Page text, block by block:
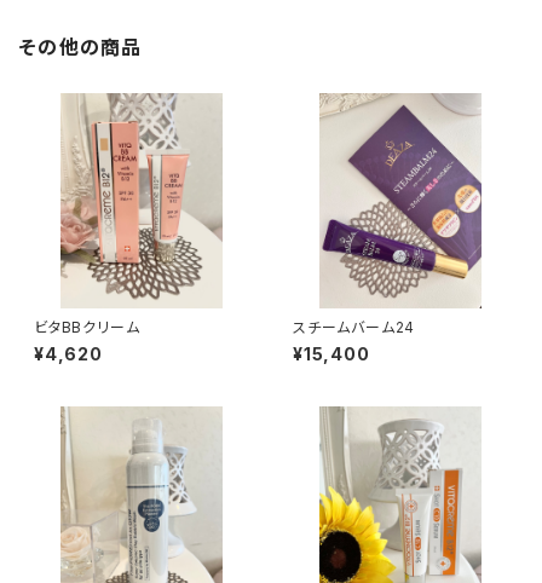
その他の商品
ビタBBクリーム
¥4,620
スチームバーム24
¥15,400